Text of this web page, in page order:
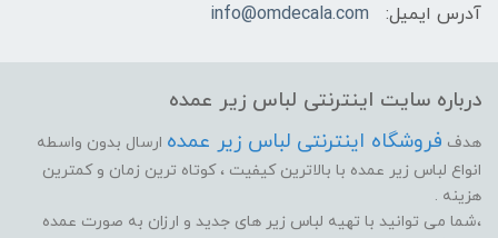
آدرس ایمیل:
info@omdecala.com
درباره سایت اینترنتی لباس زیر عمده
هدف فروشگاه اینترنتی لباس زیر عمده ارسال بدون واسطه
انواع لباس زیر عمده با بالاترین کیفیت ، کوتاه ترین زمان و کمترین
هزینه .
،شما می توانید با تهیه لباس زیر های جدید و ارزان به صورت عمده